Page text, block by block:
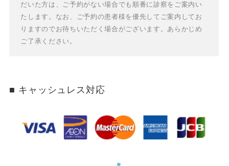
だいた方は、ご予約がない場合でも順番に診察をご案内い
たします。 なお、ご予約の患者様を優先してご案内してお
りますのでお待ちいただく場合がございます。あらかじめ
ご了承ください。
キャッシュレス対応